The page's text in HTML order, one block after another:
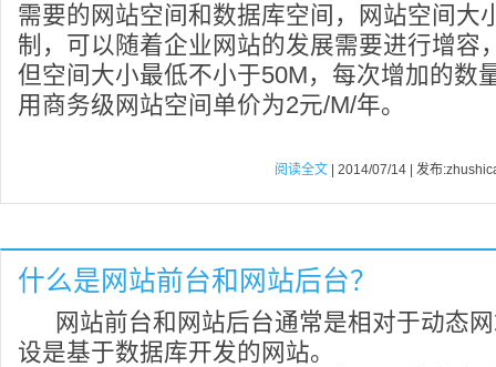
需要的网站空间和数据库空间，网站空间大
制，可以随着企业网站的发展需要进行增容
但空间大小最低不小于50M，每次增加的数
用商务级网站空间单价为2元/M/年。
阅读全文 | 2014/07/14 | 发布
什么是网站前台和网站后台？
网站前台和网站后台通常是相对于动态
设是基于数据库开发的网站。